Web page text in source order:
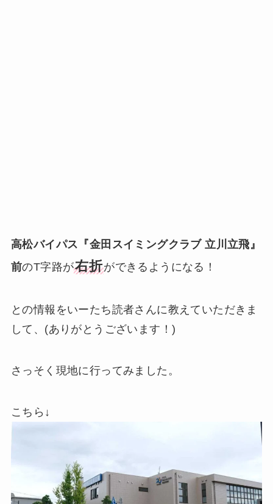
高松バイパス『金田スイミングクラブ 立川立飛』
前のT字路が右折ができるようになる！
との情報をいーたち読者さんに教えていただきま
して、(ありがとうございます！)
さっそく現地に行ってみました。
こちら↓